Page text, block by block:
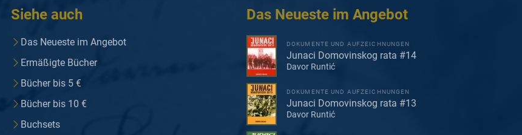
Siehe auch
Das Neueste im Angebot
Ermäßigte Bücher
Bücher bis 5 €
Bücher bis 10 €
Buchsets
Das Neueste im Angebot
DOKUMENTE UND AUFZEICHNUNGEN
Junaci Domovinskog rata #14
Davor Runtić
DOKUMENTE UND AUFZEICHNUNGEN
Junaci Domovinskog rata #13
Davor Runtić